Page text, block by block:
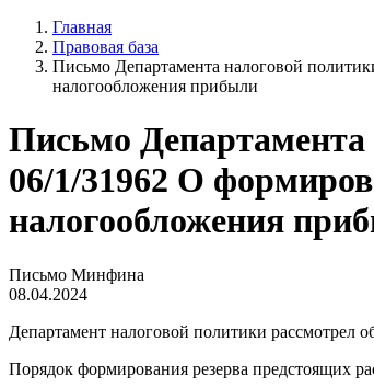
Главная
Правовая база
Письмо Департамента налоговой
налогообложения прибыли
Письмо Департамента
06/1/31962 О
налогообложения
Письмо Минфина
08.04.2024
Департамент налоговой политики рассмотрел
Порядок формирования резерва предстоящих